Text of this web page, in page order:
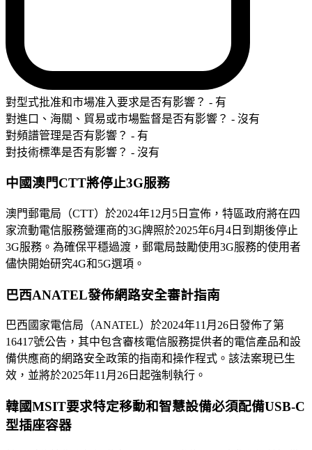
對型式批准和市場准入要求是否有影響？ - 有
對進口、海關、貿易或市場監督是否有影響？ - 沒有
對頻譜管理是否有影響？ - 有
對技術標準是否有影響？ - 沒有
中國澳門CTT將停止3G服務
澳門郵電局（CTT）於2024年12月5日宣佈，特區政府將在四
家流動電信服務營運商的3G牌照於2025年6月4日到期後停止
3G服務。為確保平穩過渡，郵電局鼓勵使用3G服務的使用者
儘快開始研究4G和5G選項。
巴西ANATEL發佈網路安全審計指南
巴西國家電信局（ANATEL）於2024年11月26日發佈了第
16417號公告，其中包含審核電信服務提供者的電信產品和設
備供應商的網路安全政策的指南和操作程式。該法案現已生
效，並將於2025年11月26日起強制執行。
韓國MSIT要求特定移動和智慧設備必須配備USB-C
型插座容器